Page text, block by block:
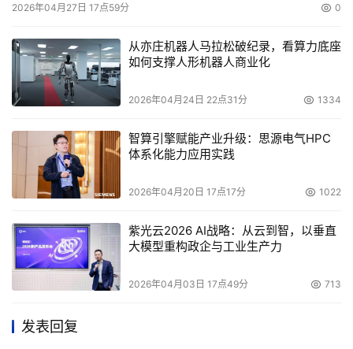
2026年04月27日 17点59分 0
从亦庄机器人马拉松破纪录，看算力底座
如何支撑人形机器人商业化
2026年04月24日 22点31分 1334
智算引擎赋能产业升级：思源电气HPC
体系化能力应用实践
2026年04月20日 17点17分 1022
紫光云2026 AI战略：从云到智，以垂直
大模型重构政企与工业生产力
2026年04月03日 17点49分 713
发表回复